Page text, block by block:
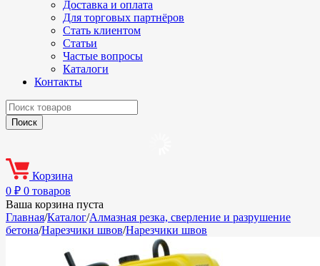
Доставка и оплата
Для торговых партнёров
Стать клиентом
Статьи
Частые вопросы
Каталоги
Контакты
Корзина
0 ₽ 0 товаров
Ваша корзина пуста
Главная/Каталог/Алмазная резка, сверление и разрушение
бетона/Нарезчики швов/Нарезчики швов